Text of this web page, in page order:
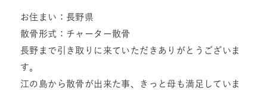
お住まい：長野県
散骨形式：チャーター散骨
長野まで引き取りに来ていただきありがとうございま
す。
江の島から散骨が出来た事、きっと母も満足していま